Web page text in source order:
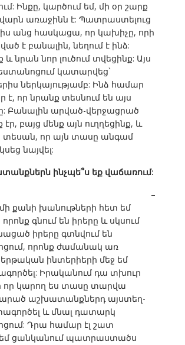
Ինքը, կարծում եմ, մի օր շարք
առաջինն է: Պատրաստելուց
անց հասկացա, որ կախիչը, որի
է բանալին, նեղում է ինձ:
նրան նոր լուծում տվեցինք: Այս
կատարվեց`
ներկայությամբ: Ինձ համար
որ նրանք տեսնում են այս
Բանալին արված-վերջացրած
բայց մենք այն ուղղեցինք, և
տեսան, որ այն տասը անգամ
նայվել:
ինչպե՞ս եք վաճառում:
–
քանի խանութների հետ եմ
գնում են իրերը և սկսում
իրերը գտնվում են
որոնք ժամանակ առ
ինտերիերի մեջ եմ
Իրականում դա տխուր
որ կարող ես տասը տարվա
արած աշխատանքներդ այստեղ-
և մնալ դատարկ
Դրա համար էլ շատ
ցանկանում պատրաստածս